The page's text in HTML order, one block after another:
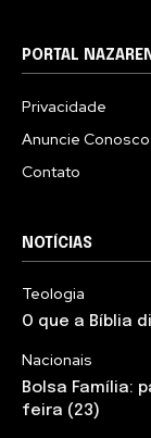
PORTAL
Privacidade
Anuncie Conosco
Contato
NOTÍCIAS
Teologia
O que a Bíblia
Nacionais
Bolsa Família:
feira (23)